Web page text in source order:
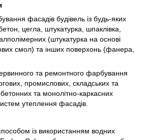
фасадів будівель із будь-яких
цегла, штукатурка, шпаклівка,
(штукатурка на основі
смол) та інших поверхонь (фанера,
та ремонтного фарбування
промислових, складських та
та монолітно-каркасних
утеплення фасадів.
із використанням водних